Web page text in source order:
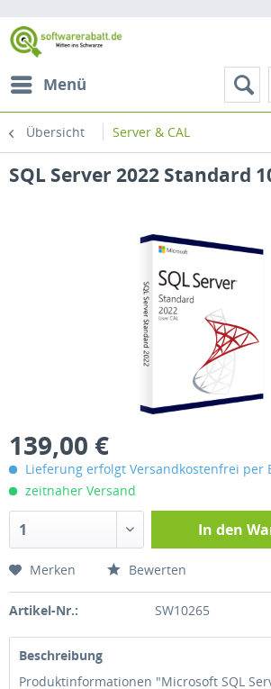
Menü
Übersicht Server & CAL
SQL Server 2022 Standard
139,00 €
Lieferung erfolgt Versandkostenfrei per
zeitnaher Versand
In den
Merken Bewerten
Artikel-Nr.: SW10265
Beschreibung
Produktinformationen "Microsoft SQL